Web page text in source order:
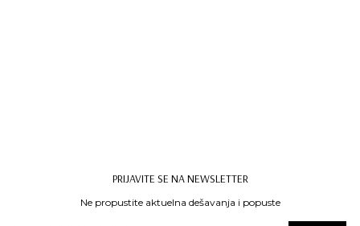
PRIJAVITE SE NA NEWSLETTER
Ne propustite aktuelna dešavanja i popuste